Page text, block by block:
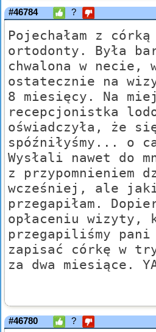
#46784 ?
Pojechałam z córką
ortodonty. Była
chwalona w necie,
ostatecznie na
8 miesięcy. Na
recepcjonistka
oświadczyła, że
spóźniłyśmy... o
Wysłali nawet do
z przypomnieniem
wcześniej, ale
przegapiłam.
opłaceniu wizyty,
przegapiliśmy
zapisać córkę w
za dwa miesiące.
#46780 ?